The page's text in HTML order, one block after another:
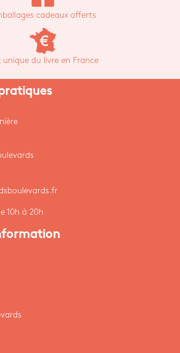
cadeaux offerts
unique du livre en France
10h à 20h